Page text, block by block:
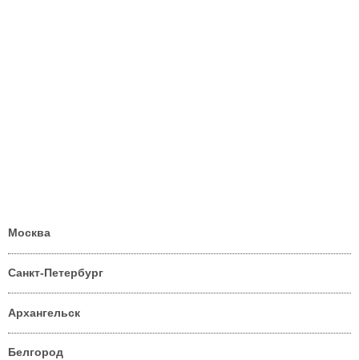
Москва
Санкт-Петербург
Архангельск
Белгород